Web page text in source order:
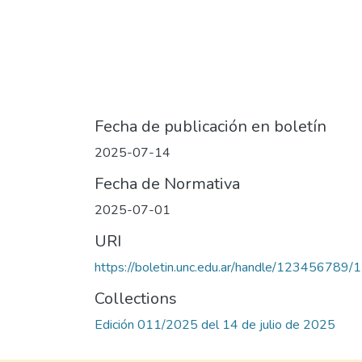
Fecha de publicación en boletín
2025-07-14
Fecha de Normativa
2025-07-01
URI
https://boletin.unc.edu.ar/handle/123456789/
Collections
Edición 011/2025 del 14 de julio de 2025